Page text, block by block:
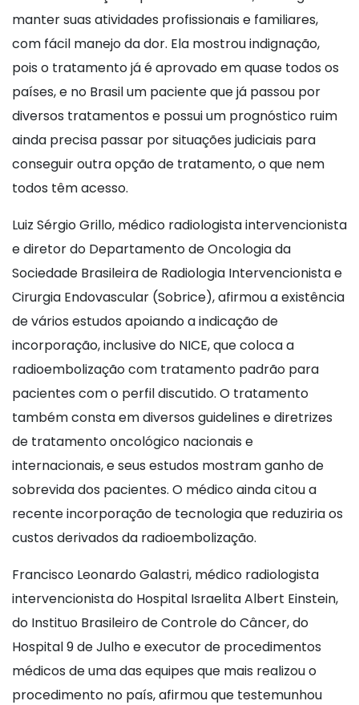
manter suas atividades profissionais e familiares,
com fácil manejo da dor. Ela mostrou indignação,
pois o tratamento já é aprovado em quase todos os
países, e no Brasil um paciente que já passou por
diversos tratamentos e possui um prognóstico ruim
ainda precisa passar por situações judiciais para
conseguir outra opção de tratamento, o que nem
todos têm acesso.
Luiz Sérgio Grillo, médico radiologista intervencionista
e diretor do Departamento de Oncologia da
Sociedade Brasileira de Radiologia Intervencionista e
Cirurgia Endovascular (Sobrice), afirmou a existência
de vários estudos apoiando a indicação de
incorporação, inclusive do NICE, que coloca a
radioembolização com tratamento padrão para
pacientes com o perfil discutido. O tratamento
também consta em diversos guidelines e diretrizes
de tratamento oncológico nacionais e
internacionais, e seus estudos mostram ganho de
sobrevida dos pacientes. O médico ainda citou a
recente incorporação de tecnologia que reduziria os
custos derivados da radioembolização.
Francisco Leonardo Galastri, médico radiologista
intervencionista do Hospital Israelita Albert Einstein,
do Instituo Brasileiro de Controle do Câncer, do
Hospital 9 de Julho e executor de procedimentos
médicos de uma das equipes que mais realizou o
procedimento no país, afirmou que testemunhou